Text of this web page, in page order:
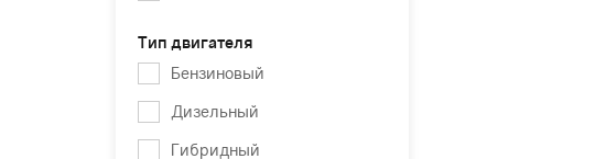
Тип двигателя
Бензиновый
Дизельный
Гибридный